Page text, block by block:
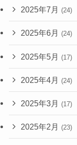
2025年7月 (24)
2025年6月 (24)
2025年5月 (17)
2025年4月 (24)
2025年3月 (17)
2025年2月 (23)